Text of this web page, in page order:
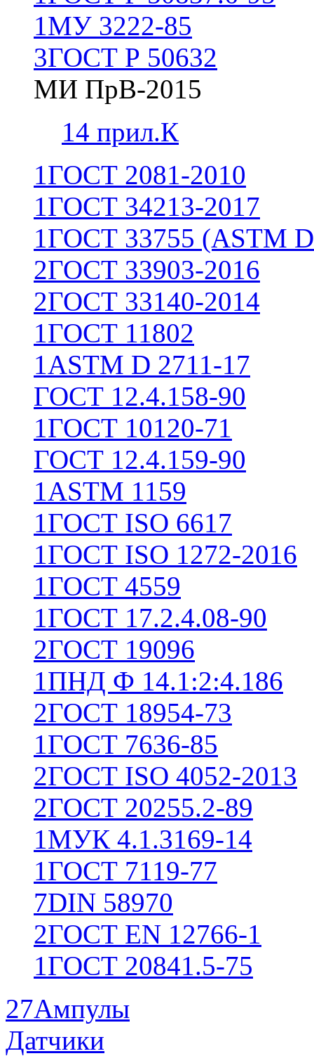
1МУ 3222-85
3ГОСТ Р 50632
МИ ПрВ-2015
14 прил.К
1ГОСТ 2081-2010
1ГОСТ 34213-2017
1ГОСТ 33755 (ASTM
2ГОСТ 33903-2016
2ГОСТ 33140-2014
1ГОСТ 11802
1ASTM D 2711-17
ГОСТ 12.4.158-90
1ГОСТ 10120-71
ГОСТ 12.4.159-90
1ASTM 1159
1ГОСТ ISO 6617
1ГОСТ ISO 1272-2016
1ГОСТ 4559
1ГОСТ 17.2.4.08-90
2ГОСТ 19096
1ПНД Ф 14.1:2:4.186
2ГОСТ 18954-73
1ГОСТ 7636-85
2ГОСТ ISO 4052-2013
2ГОСТ 20255.2-89
1МУК 4.1.3169-14
1ГОСТ 7119-77
7DIN 58970
2ГОСТ EN 12766-1
1ГОСТ 20841.5-75
27Ампулы
Датчики